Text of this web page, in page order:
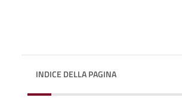
INDICE DELLA PAGINA